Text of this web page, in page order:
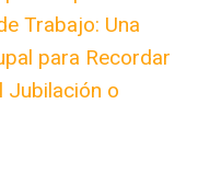
Trabajo: Una
para Recordar
Jubilación o